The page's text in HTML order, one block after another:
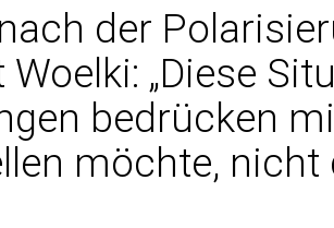
der
„Diese
bedrücken
möchte, nicht